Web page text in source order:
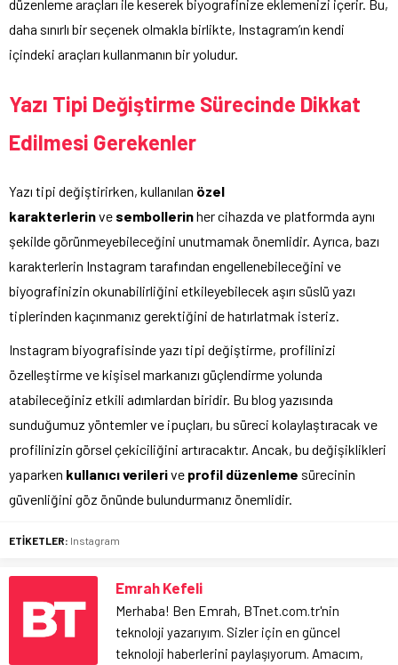
düzenleme araçları ile keserek biyografinize eklemenizi içerir. Bu,
daha sınırlı bir seçenek olmakla birlikte, Instagram’ın kendi
içindeki araçları kullanmanın bir yoludur.
Yazı Tipi Değiştirme Sürecinde Dikkat
Edilmesi Gerekenler
Yazı tipi değiştirirken, kullanılan özel
karakterlerinve sembollerinher cihazda ve platformda aynı
şekilde görünmeyebileceğini unutmamak önemlidir. Ayrıca, bazı
karakterlerin Instagram tarafından engellenebileceğini ve
biyografinizin okunabilirliğini etkileyebilecek aşırı süslü yazı
tiplerinden kaçınmanız gerektiğini de hatırlatmak isteriz.
Instagram biyografisinde yazı tipi değiştirme, profilinizi
özelleştirme ve kişisel markanızı güçlendirme yolunda
atabileceğiniz etkili adımlardan biridir. Bu blog yazısında
sunduğumuz yöntemler ve ipuçları, bu süreci kolaylaştıracak ve
profilinizin görsel çekiciliğini artıracaktır. Ancak, bu değişiklikleri
yaparken kullanıcı verilerive profil düzenleme sürecinin
güvenliğini göz önünde bulundurmanız önemlidir.
ETİKETLER: Instagram
Emrah Kefeli
Merhaba! Ben Emrah, BTnet.com.tr'nin
teknoloji yazarıyım. Sizler için en güncel
teknoloji haberlerini paylaşıyorum. Amacım,